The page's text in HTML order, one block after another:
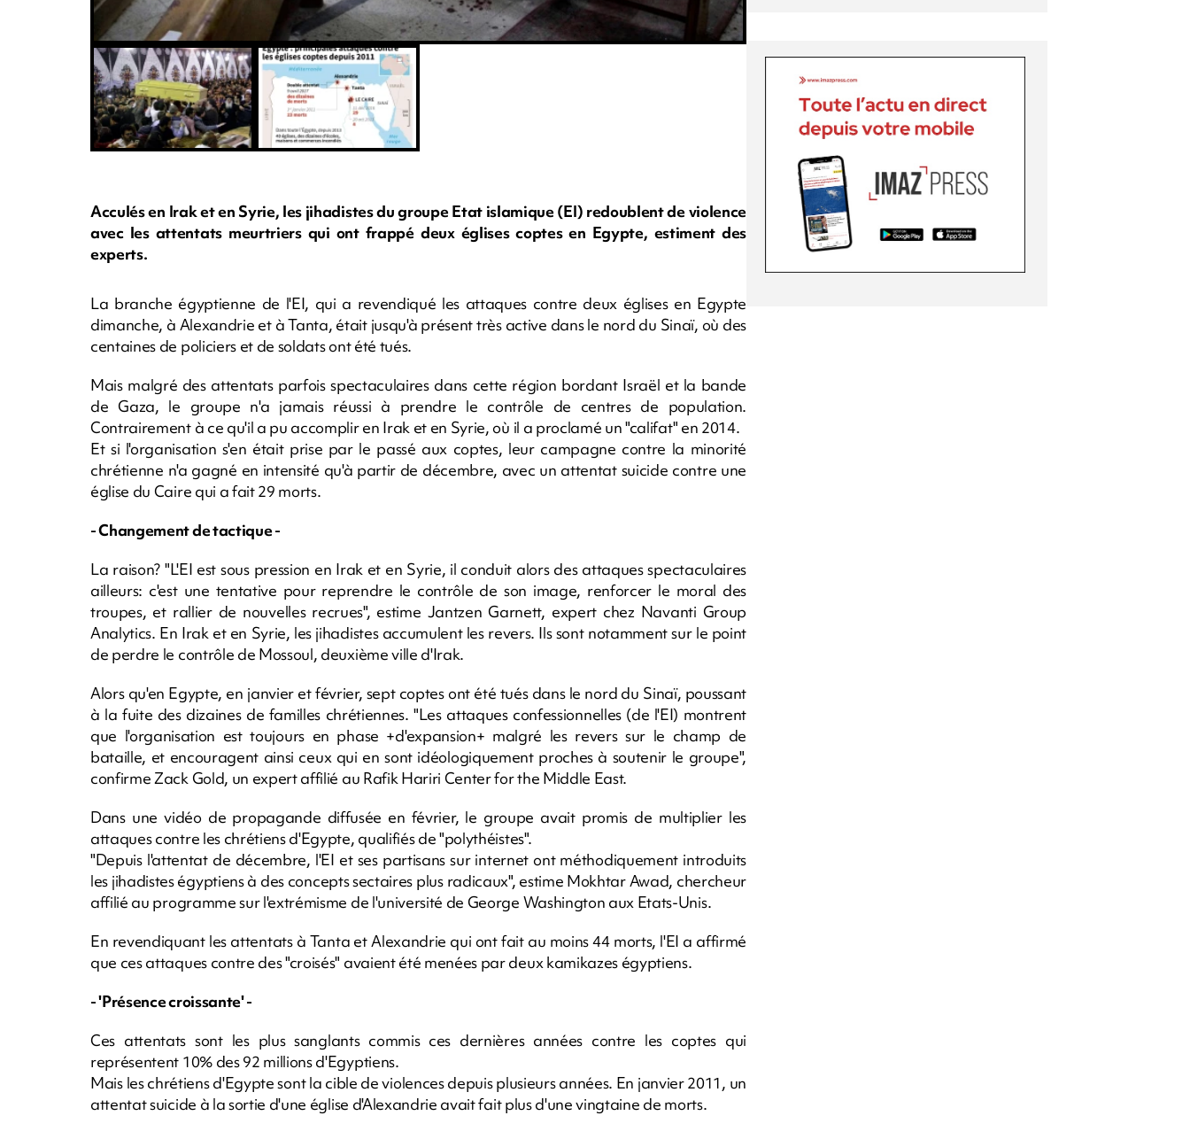
Acculés en Irak et en Syrie, les jihadistes du groupe Etat islamique (EI) redoublent de violence
avec les attentats meurtriers qui ont frappé deux églises coptes en Egypte, estiment des
experts.
La branche égyptienne de l'EI, qui a revendiqué les attaques contre deux églises en Egypte
dimanche, à Alexandrie et à Tanta, était jusqu'à présent très active dans le nord du Sinaï, où des
centaines de policiers et de soldats ont été tués.
Mais malgré des attentats parfois spectaculaires dans cette région bordant Israël et la bande
de Gaza, le groupe n'a jamais réussi à prendre le contrôle de centres de population.
Contrairement à ce qu'il a pu accomplir en Irak et en Syrie, où il a proclamé un "califat" en 2014.
Et si l'organisation s'en était prise par le passé aux coptes, leur campagne contre la minorité
chrétienne n'a gagné en intensité qu'à partir de décembre, avec un attentat suicide contre une
église du Caire qui a fait 29 morts.
- Changement de tactique -
La raison? "L'EI est sous pression en Irak et en Syrie, il conduit alors des attaques spectaculaires
ailleurs: c'est une tentative pour reprendre le contrôle de son image, renforcer le moral des
troupes, et rallier de nouvelles recrues", estime Jantzen Garnett, expert chez Navanti Group
Analytics. En Irak et en Syrie, les jihadistes accumulent les revers. Ils sont notamment sur le point
de perdre le contrôle de Mossoul, deuxième ville d'Irak.
Alors qu'en Egypte, en janvier et février, sept coptes ont été tués dans le nord du Sinaï, poussant
à la fuite des dizaines de familles chrétiennes. "Les attaques confessionnelles (de l'EI) montrent
que l'organisation est toujours en phase +d'expansion+ malgré les revers sur le champ de
bataille, et encouragent ainsi ceux qui en sont idéologiquement proches à soutenir le groupe",
confirme Zack Gold, un expert affilié au Rafik Hariri Center for the Middle East.
Dans une vidéo de propagande diffusée en février, le groupe avait promis de multiplier les
attaques contre les chrétiens d'Egypte, qualifiés de "polythéistes".
"Depuis l'attentat de décembre, l'EI et ses partisans sur internet ont méthodiquement introduits
les jihadistes égyptiens à des concepts sectaires plus radicaux", estime Mokhtar Awad, chercheur
affilié au programme sur l'extrémisme de l'université de George Washington aux Etats-Unis.
En revendiquant les attentats à Tanta et Alexandrie qui ont fait au moins 44 morts, l'EI a affirmé
que ces attaques contre des "croisés" avaient été menées par deux kamikazes égyptiens.
- 'Présence croissante' -
Ces attentats sont les plus sanglants commis ces dernières années contre les coptes qui
représentent 10% des 92 millions d'Egyptiens.
Mais les chrétiens d'Egypte sont la cible de violences depuis plusieurs années. En janvier 2011, un
attentat suicide à la sortie d'une église d'Alexandrie avait fait plus d'une vingtaine de morts.